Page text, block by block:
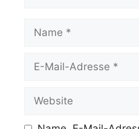
Name
Website